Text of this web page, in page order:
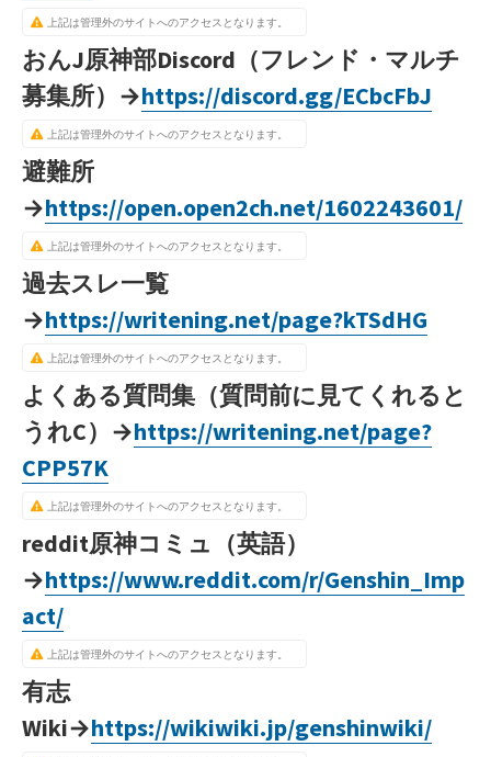
上記は管理外のサイトへのアクセスとなります。
おんJ原神部Discord（フレンド・マルチ
募集所）→https://discord.gg/ECbcFbJ
上記は管理外のサイトへのアクセスとなります。
避難所
→https://open.open2ch.net/1602243601/
上記は管理外のサイトへのアクセスとなります。
過去スレ一覧
→https://writening.net/page?kTSdHG
上記は管理外のサイトへのアクセスとなります。
よくある質問集（質問前に見てくれると
うれC）→https://writening.net/page?
CPP57K
上記は管理外のサイトへのアクセスとなります。
reddit原神コミュ（英語）
→https://www.reddit.com/r/Genshin_Imp
act/
上記は管理外のサイトへのアクセスとなります。
有志
Wiki→https://wikiwiki.jp/genshinwiki/